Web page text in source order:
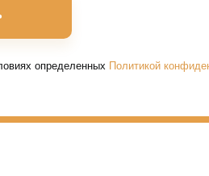
определенных Политикой